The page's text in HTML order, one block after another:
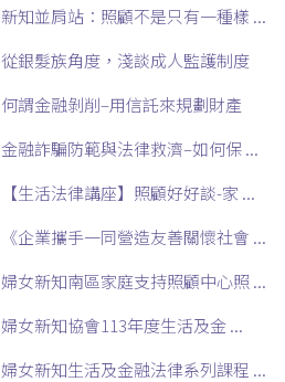
新知並肩站：照顧不是只有一種樣 ...
從銀髮族角度，淺談成人監護制度
何謂金融剝削–用信託來規劃財產
金融詐騙防範與法律救濟–如何保 ...
【生活法律講座】照顧好好談-家 ...
《企業攜手一同營造友善關懷社會 ...
婦女新知南區家庭支持照顧中心照 ...
婦女新知協會113年度生活及金 ...
婦女新知生活及金融法律系列課程 ...